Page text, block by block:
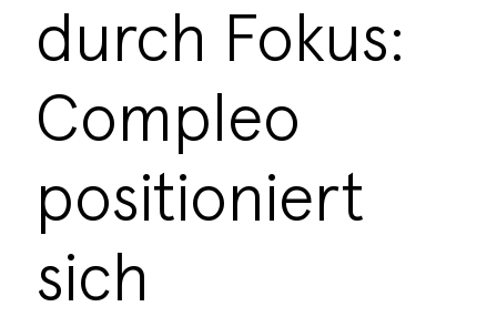
durch Fokus:
Compleo
positioniert
sich